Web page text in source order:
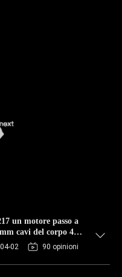
un motore passo a
cavi del corpo 4
02 90 opinioni